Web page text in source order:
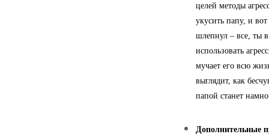
целей методы
укусить папу, и
шлепнул – все, ты
использовать
мучает его всю
выглядит, как
папой станет
Дополнительные